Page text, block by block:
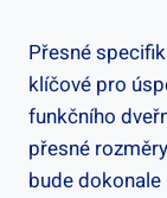
Přesné
klíčové pro
funkčního
přesné
bude